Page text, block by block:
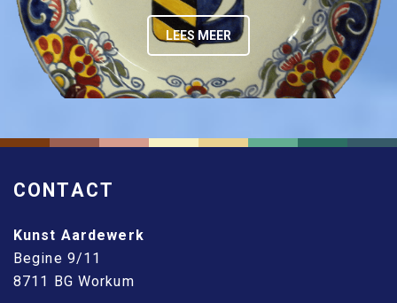
LEES MEER
CONTACT
Kunst Aardewerk
Begine 9/11
8711 BG Workum